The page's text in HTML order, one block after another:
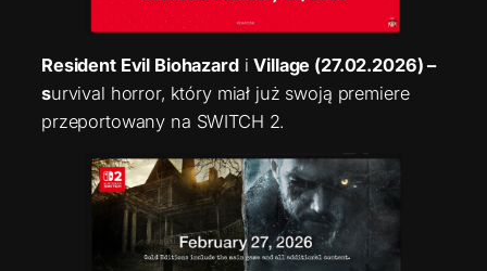
Resident Evil BiohazardiVillage (27.02.2026) –
survival horror, który miał już swoją premiere
przeportowany na SWITCH 2.